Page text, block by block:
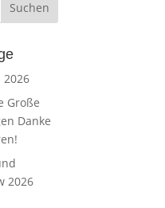
2026
Große
Danke
2026